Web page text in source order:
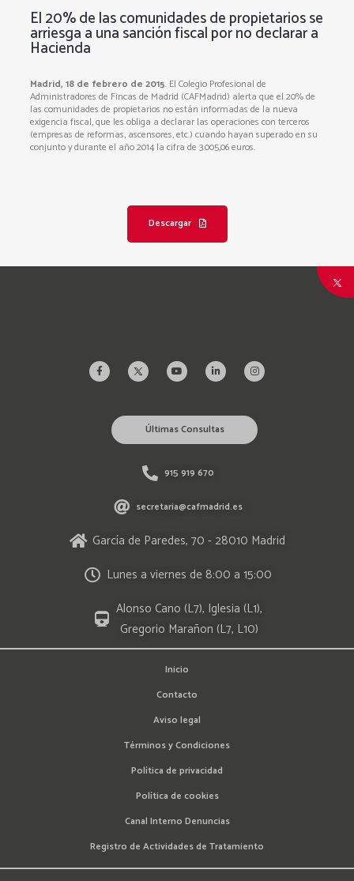
El 20% de las comunidades de propietarios se
arriesga a una sanción fiscal por no declarar a
Hacienda
Madrid, 18 de febrero de 2015. El Colegio Profesional de
Administradores de Fincas de Madrid (CAFMadrid) alerta que el 20% de
las comunidades de propietarios no están informadas de la nueva
exigencia fiscal, que les obliga a declarar las operaciones con terceros
(empresas de reformas, ascensores, etc.) cuando hayan superado en su
conjunto y durante el año 2014 la cifra de 3.005,06 euros.
Descargar
Últimas Consultas
915 919 670
secretaria@cafmadrid.es
García de Paredes, 70 - 28010 Madrid
Lunes a viernes de 8:00 a 15:00
Alonso Cano (L7), Iglesia (L1),
Gregorio Marañon (L7, L10)
Inicio
Contacto
Aviso legal
Términos y Condiciones
Política de privacidad
Política de cookies
Canal Interno Denuncias
Registro de Actividades de Tratamiento